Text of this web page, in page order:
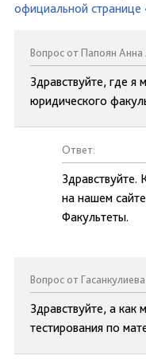
официальной странице
Вопрос от Папоян
Здравствуйте, где я
юридического
Ответ:
Здравствуйте.
на нашем
Факультеты.
Вопрос от
Здравствуйте, а как
тестирования по